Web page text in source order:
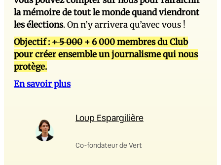
la mémoire de tout le monde quand viendront
les élections. On n’y arrivera qu’avec vous !
Objectif :+ 5 000 + 6 000 membres du Club
pour créer ensemble un journalisme qui nous
protège.
En savoir plus
Loup Espargilière
Co-fondateur de Vert